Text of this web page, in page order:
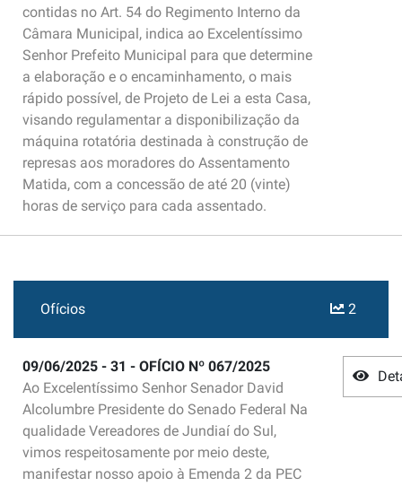
contidas no Art. 54 do Regimento Interno da
Câmara Municipal, indica ao Excelentíssimo
Senhor Prefeito Municipal para que determine
a elaboração e o encaminhamento, o mais
rápido possível, de Projeto de Lei a esta Casa,
visando regulamentar a disponibilização da
máquina rotatória destinada à construção de
represas aos moradores do Assentamento
Matida, com a concessão de até 20 (vinte)
horas de serviço para cada assentado.
Ofícios 2
09/06/2025 - 31 - OFÍCIO Nº 067/2025
Ao Excelentíssimo Senhor Senador David
Alcolumbre Presidente do Senado Federal Na
qualidade Vereadores de Jundiaí do Sul,
vimos respeitosamente por meio deste,
manifestar nosso apoio à Emenda 2 da PEC